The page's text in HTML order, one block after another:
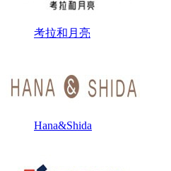
考拉和月亮
Hana&Shida